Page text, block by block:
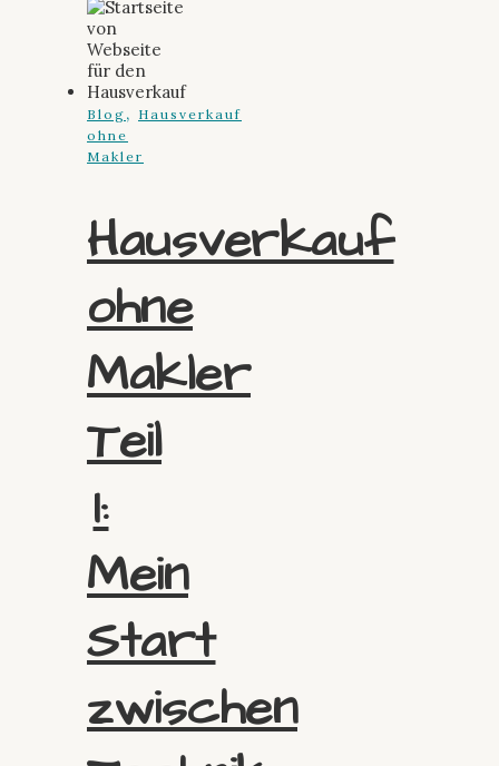
Blog , Hausverkauf
ohne
Makler
Hausverkauf
ohne
Makler
Teil
I:
Mein
Start
zwischen